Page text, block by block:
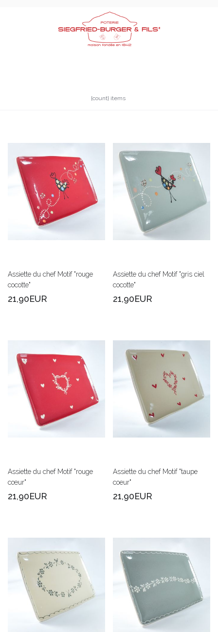
{count} items
Assiette du chef Motif "rouge
cocotte"
21,90EUR
Assiette du chef Motif "gris ciel
cocotte"
21,90EUR
Assiette du chef Motif "rouge
cœur"
21,90EUR
Assiette du chef Motif "taupe
coeur"
21,90EUR